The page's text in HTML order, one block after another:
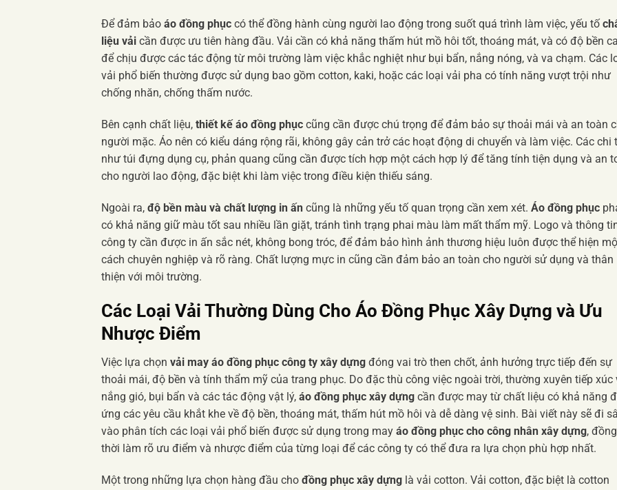
Để đảm bảo áo đồng phục có thể đồng hành cùng người lao động trong suốt quá trình làm việc, yếu tố
liệu vải cần được ưu tiên hàng đầu. Vải cần có khả năng thấm hút mồ hôi tốt, thoáng mát, và có độ bền
để chịu được các tác động từ môi trường làm việc khắc nghiệt như bụi bẩn, nắng nóng, và va chạm. Các
vải phổ biến thường được sử dụng bao gồm cotton, kaki, hoặc các loại vải pha có tính năng vượt trội như
chống nhăn, chống thấm nước.
Bên cạnh chất liệu, thiết kế áo đồng phục cũng cần được chú trọng để đảm bảo sự thoải mái và an toàn
người mặc. Áo nên có kiểu dáng rộng rãi, không gây cản trở các hoạt động di chuyển và làm việc. Các chi
như túi đựng dụng cụ, phản quang cũng cần được tích hợp một cách hợp lý để tăng tính tiện dụng và an
cho người lao động, đặc biệt khi làm việc trong điều kiện thiếu sáng.
Ngoài ra, độ bền màu và chất lượng in ấn cũng là những yếu tố quan trọng cần xem xét. Áo đồng phục
có khả năng giữ màu tốt sau nhiều lần giặt, tránh tình trạng phai màu làm mất thẩm mỹ. Logo và thông
công ty cần được in ấn sắc nét, không bong tróc, để đảm bảo hình ảnh thương hiệu luôn được thể hiện
cách chuyên nghiệp và rõ ràng. Chất lượng mực in cũng cần đảm bảo an toàn cho người sử dụng và thân
thiện với môi trường.
Các Loại Vải Thường Dùng Cho Áo Đồng Phục Xây Dựng và Ưu
Nhược Điểm
Việc lựa chọn vải may áo đồng phục công ty xây dựng đóng vai trò then chốt, ảnh hưởng trực tiếp đến sự
thoải mái, độ bền và tính thẩm mỹ của trang phục. Do đặc thù công việc ngoài trời, thường xuyên tiếp xúc
nắng gió, bụi bẩn và các tác động vật lý, áo đồng phục xây dựng cần được may từ chất liệu có khả năng
ứng các yêu cầu khắt khe về độ bền, thoáng mát, thấm hút mồ hôi và dễ dàng vệ sinh. Bài viết này sẽ đi
vào phân tích các loại vải phổ biến được sử dụng trong may áo đồng phục cho công nhân xây dựng, đồng
thời làm rõ ưu điểm và nhược điểm của từng loại để các công ty có thể đưa ra lựa chọn phù hợp nhất.
Một trong những lựa chọn hàng đầu cho đồng phục xây dựng là vải cotton. Vải cotton, đặc biệt là cotton